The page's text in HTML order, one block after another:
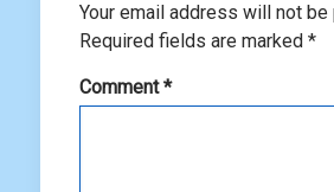
Your email address will not be
Required fields are marked *
Comment*